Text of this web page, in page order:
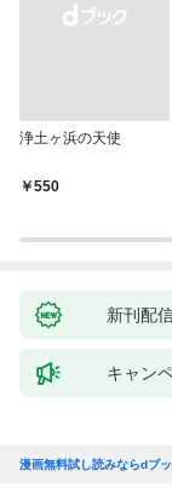
浄土ヶ浜の天使
￥550
新刊配
キャン
漫画無料試し読みならdブ